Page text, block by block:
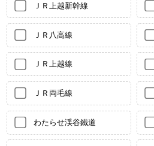
ＪＲ上越新幹線
ＪＲ八高線
ＪＲ上越線
ＪＲ両毛線
わたらせ渓谷鐵道